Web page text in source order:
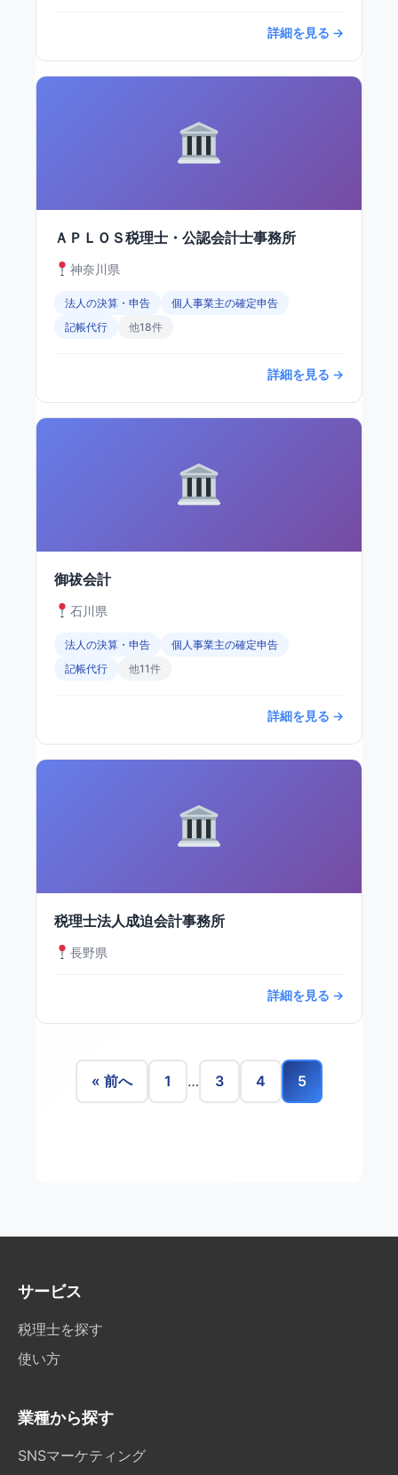
詳細を見る →
ＡＰＬＯＳ税理士・公認会計士事務所
神奈川県
法人の決算・申告
個人事業主の確定申告
記帳代行
他18件
詳細を見る →
御祓会計
石川県
法人の決算・申告
個人事業主の確定申告
記帳代行
他11件
詳細を見る →
税理士法人成迫会計事務所
長野県
詳細を見る →
« 前へ 1 … 3 4 5
サービス
税理士を探す
使い方
業種から探す
SNSマーケティング